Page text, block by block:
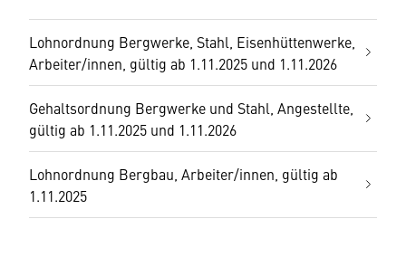
Lohnordnung Bergwerke, Stahl, Eisenhüttenwerke,
Arbeiter/innen, gültig ab 1.11.2025 und 1.11.2026
Gehaltsordnung Bergwerke und Stahl, Angestellte,
gültig ab 1.11.2025 und 1.11.2026
Lohnordnung Bergbau, Arbeiter/innen, gültig ab
1.11.2025